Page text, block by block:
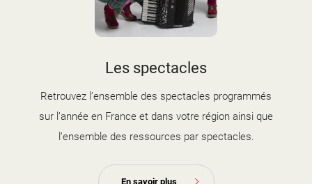
Les spectacles
Retrouvez l’ensemble des spectacles programmés
sur l’année en France et dans votre région ainsi que
l’ensemble des ressources par spectacles.
En savoir plus